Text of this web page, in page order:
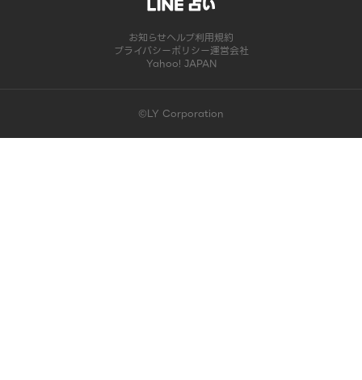
お知らせヘルプ利用規約
プライバシーポリシー運営会社
Yahoo! JAPAN
©LY Corporation
このコンテンツは掲載が終了しました | LINE占い